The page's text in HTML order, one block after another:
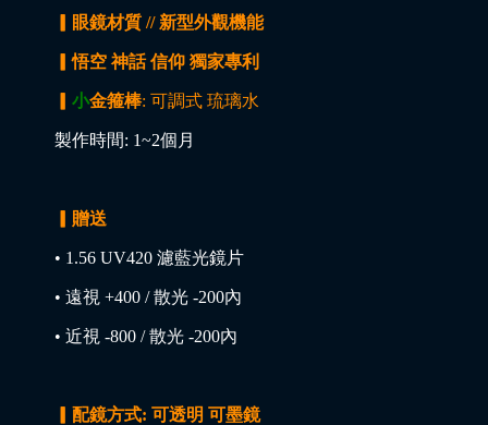
▎眼鏡材質 // 新型外觀機能
▎悟空 神話 信仰 獨家專利
小金箍棒: 可調式 琉璃水
製作時間: 1~2個月
▎贈送
• 1.56 UV420 濾藍光鏡片
• 遠視 +400 / 散光 -200內
• 近視 -800 / 散光 -200內
▎配鏡方式: 可透明 可墨鏡